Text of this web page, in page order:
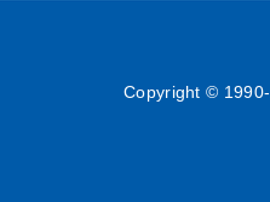
Copyright © 1990-